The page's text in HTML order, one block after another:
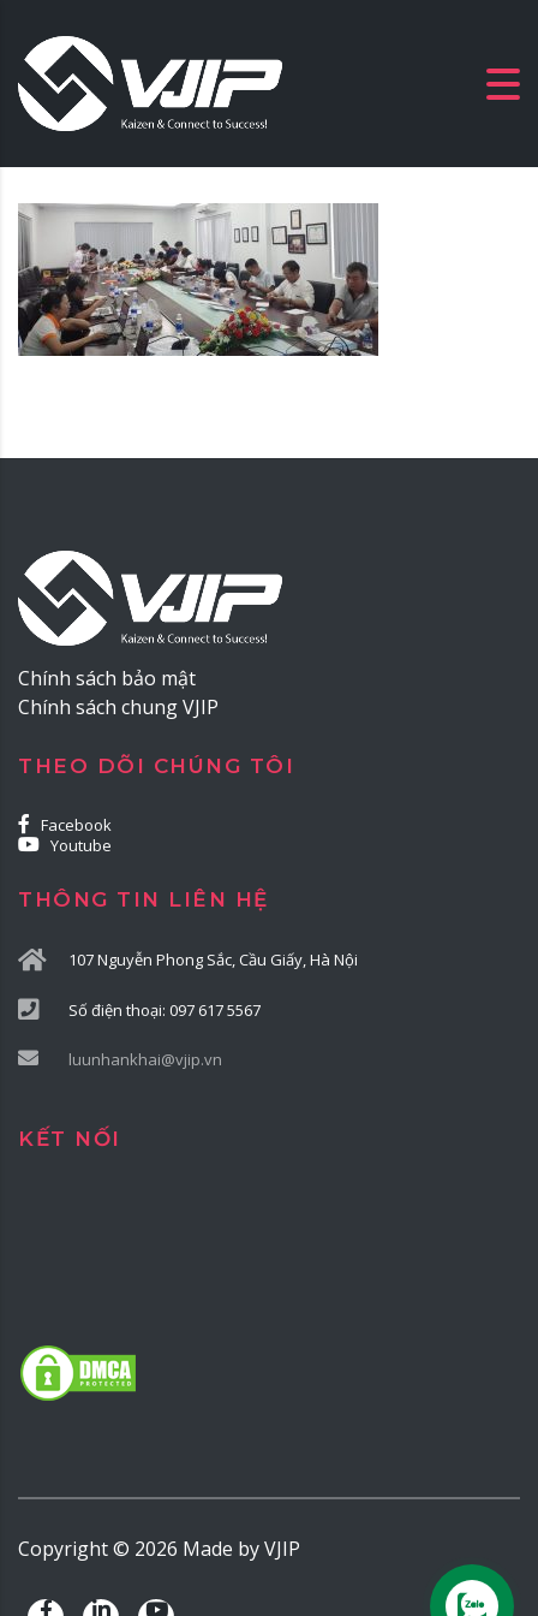
Chính sách bảo mật
Chính sách chung VJIP
THEO DÕI CHÚNG TÔI
Facebook
Youtube
THÔNG TIN LIÊN HỆ
107 Nguyễn Phong Sắc, Cầu Giấy, Hà Nội
Số điện thoại: 097 617 5567
luunhankhai@vjip.vn
KẾT NỐI
Copyright © 2026 Made byVJIP